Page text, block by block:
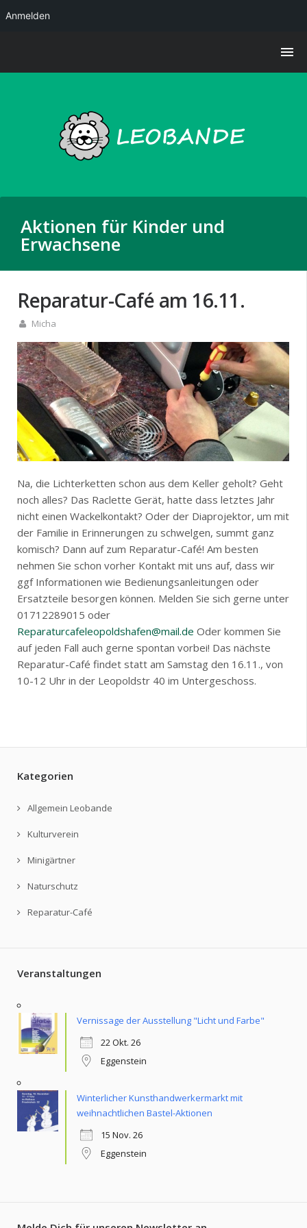
Aktionen für Kinder und
Erwachsene
Reparatur-Café am 16.11.
Micha
Na, die Lichterketten schon aus dem Keller geholt? Geht
noch alles? Das Raclette Gerät, hatte dass letztes Jahr
nicht einen Wackelkontakt? Oder der Diaprojektor, um mit
der Familie in Erinnerungen zu schwelgen, summt ganz
komisch? Dann auf zum Reparatur-Café! Am besten
nehmen Sie schon vorher Kontakt mit uns auf, dass wir
ggf Informationen wie Bedienungsanleitungen oder
Ersatzteile besorgen können. Melden Sie sich gerne unter
01712289015 oder
Reparaturcafeleopoldshafen@mail.de Oder kommen Sie
auf jeden Fall auch gerne spontan vorbei! Das nächste
Reparatur-Café findet statt am Samstag den 16.11., von
10-12 Uhr in der Leopoldstr 40 im Untergeschoss.
Kategorien
Allgemein Leobande
Kulturverein
Minigärtner
Naturschutz
Reparatur-Café
Veranstaltungen
Vernissage der Ausstellung "Licht und Farbe"
22 Okt. 26
Eggenstein
Winterlicher Kunsthandwerkermarkt mit
weihnachtlichen Bastel-Aktionen
15 Nov. 26
Eggenstein
Anmelden